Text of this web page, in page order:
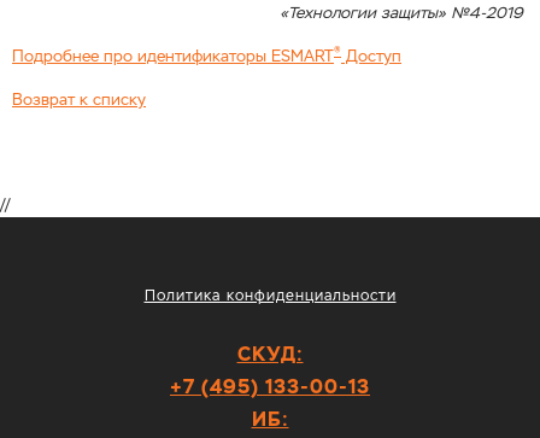
«Технологии защиты» №4-2019
Подробнее про идентификаторы ESMART® Доступ
Возврат к списку
Политика конфиденциальности
СКУД:
+7 (495) 133-00-13
ИБ:
//